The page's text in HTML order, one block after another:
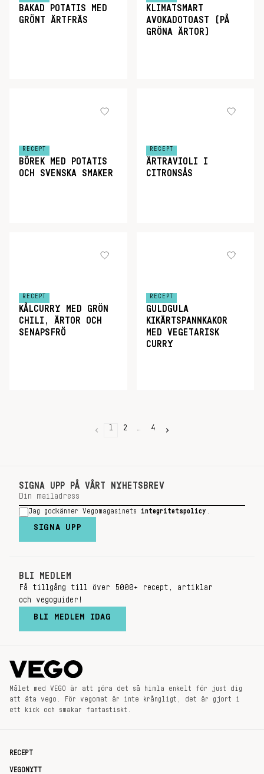
BAKAD POTATIS MED
GRÖNT ÄRTFRÄS
KLIMATSMART
AVOKADOTOAST (PÅ
GRÖNA ÄRTOR)
RECEPT
BÖREK MED POTATIS
OCH SVENSKA SMAKER
RECEPT
ÄRTRAVIOLI I
CITRONSÅS
RECEPT
KÅLCURRY MED GRÖN
CHILI, ÄRTOR OCH
SENAPSFRÖ
RECEPT
GULDGULA
KIKÄRTSPANNKAKOR
MED VEGETARISK
CURRY
1 2 … 4
SIGNA UPP PÅ VÅRT NYHETSBREV
Jag godkänner Vegomagasinets integritetspolicy
SIGNA UPP
BLI MEDLEM
Få tillgång till över 5000+ recept, artiklar
och vegoguider!
BLI MEDLEM IDAG
Målet med VEGO är att göra det så himla enkelt för just dig
att äta vego. För vegomat är inte krångligt, det är gjort i
ett kick och smakar fantastiskt.
RECEPT
VEGONYTT